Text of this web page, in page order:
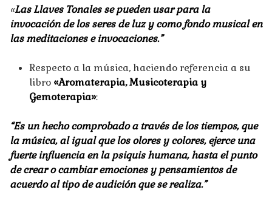
«Las Llaves Tonales se pueden usar para la
invocación de los seres de luz y como fondo musical en
las meditaciones e invocaciones.”
Respecto a la música, haciendo referencia a su
libro «Aromaterapia, Musicoterapia y
Gemoterapia»:
“Es un hecho comprobado a través de los tiempos, que
la música, al igual que los olores y colores, ejerce una
fuerte influencia en la psiquis humana, hasta el punto
de crear o cambiar emociones y pensamientos de
acuerdo al tipo de audición que se realiza.”